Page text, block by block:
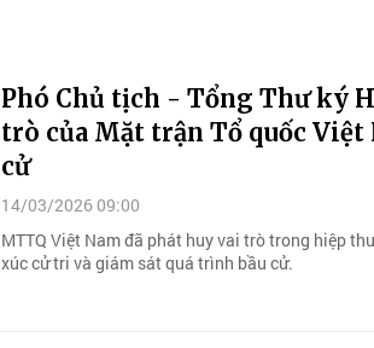
Phó Chủ tịch - Tổng Thư ký
trò của Mặt trận Tổ quốc
cử
14/03/2026 09:00
MTTQ Việt Nam đã phát huy vai trò trong hiệp
xúc cử tri và giám sát quá trình bầu cử.